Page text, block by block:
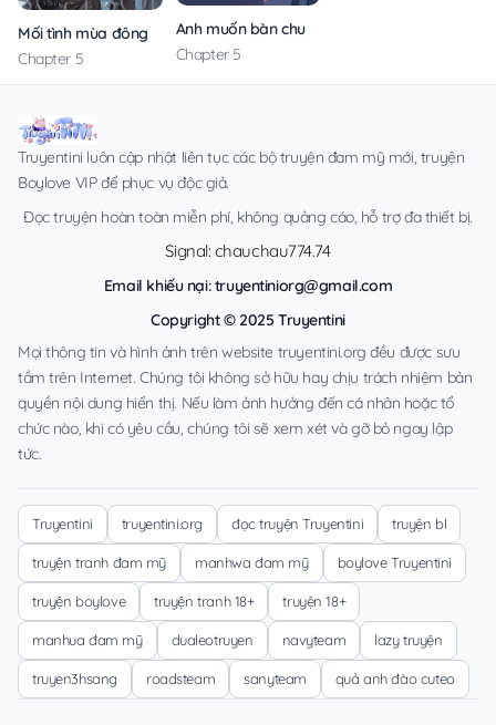
Mối tình mùa đông
Chapter 5
Anh muốn bàn chuyện trăm năm với em
Chapter 5
Truyentini luôn cập nhật liên tục các bộ truyện đam mỹ mới, truyện
Boylove VIP để phục vụ độc giả.
Đọc truyện hoàn toàn miễn phí, không quảng cáo, hỗ trợ đa thiết bị.
Signal: chauchau774.74
Email khiếu nại:truyentiniorg@gmail.com
Copyright © 2025 Truyentini
Mọi thông tin và hình ảnh trên website truyentini.org đều được sưu
tầm trên Internet. Chúng tôi không sở hữu hay chịu trách nhiệm bản
quyền nội dung hiển thị. Nếu làm ảnh hưởng đến cá nhân hoặc tổ
chức nào, khi có yêu cầu, chúng tôi sẽ xem xét và gỡ bỏ ngay lập
tức.
Truyentini truyentini.org đọc truyện Truyentini truyện bl
truyện tranh đam mỹ manhwa đam mỹ boylove Truyentini
truyện boylove truyện tranh 18+ truyện 18+
manhua đam mỹ dualeotruyen navyteam lazy truyện
truyen3hsang roadsteam sanyteam quả anh đào cuteo